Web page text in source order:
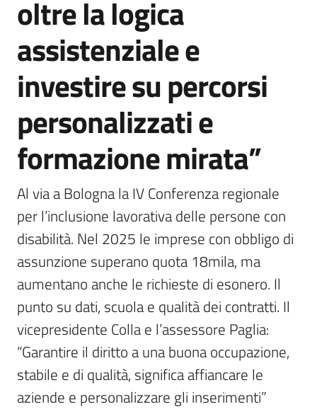
oltre la logica
assistenziale e
investire su percorsi
personalizzati e
formazione mirata”
Al via a Bologna la IV Conferenza regionale
per l’inclusione lavorativa delle persone con
disabilità. Nel 2025 le imprese con obbligo di
assunzione superano quota 18mila, ma
aumentano anche le richieste di esonero. Il
punto su dati, scuola e qualità dei contratti. Il
vicepresidente Colla e l’assessore Paglia:
“Garantire il diritto a una buona occupazione,
stabile e di qualità, significa affiancare le
aziende e personalizzare gli inserimenti”